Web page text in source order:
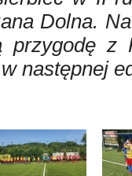
Dolna.
przygodę z
następnej